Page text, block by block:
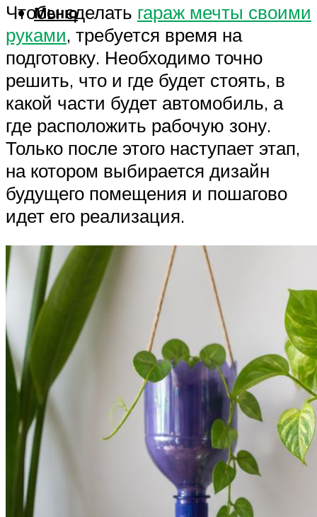
Меню
Чтобы сделать гараж мечты своими
руками, требуется время на
подготовку. Необходимо точно
решить, что и где будет стоять, в
какой части будет автомобиль, а
где расположить рабочую зону.
Только после этого наступает этап,
на котором выбирается дизайн
будущего помещения и пошагово
идет его реализация.